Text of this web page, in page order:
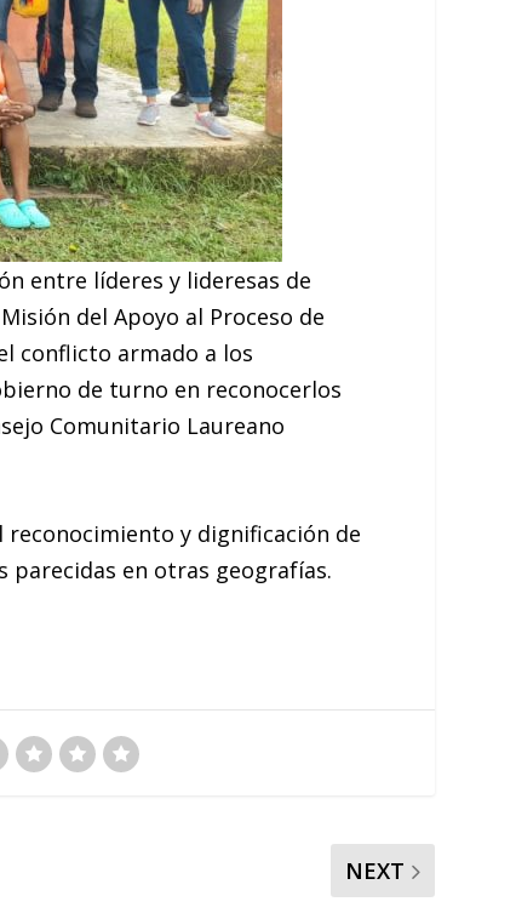
entre líderes y lideresas de
del Apoyo al Proceso de
conflicto armado a los
de turno en reconocerlos
Comunitario Laureano
reconocimiento y dignificación de
parecidas en otras geografías.
NEXT